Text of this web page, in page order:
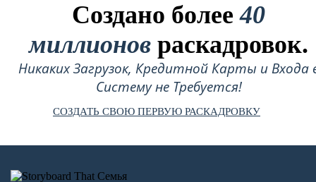
Создано более40
миллионов раскадровок.
Никаких Загрузок, Кредитной Карты и Входа
Систему не Требуется!
СОЗДАТЬ СВОЮ ПЕРВУЮ РАСКАДРОВКУ